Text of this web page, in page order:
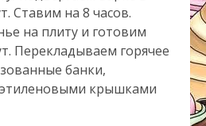
Ставим на 8 часов.
на плиту и готовим
Перекладываем горячее
банки,
крышками